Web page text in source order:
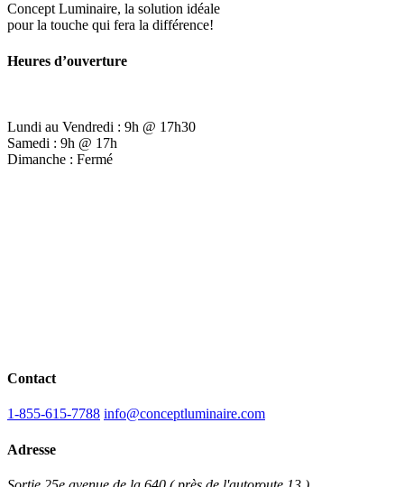
Concept Luminaire, la solution idéale
pour la touche qui fera la différence!
Heures d’ouverture
Lundi au Vendredi : 9h @ 17h30
Samedi : 9h @ 17h
Dimanche : Fermé
Contact
1-855-615-7788 info@conceptluminaire.com
Adresse